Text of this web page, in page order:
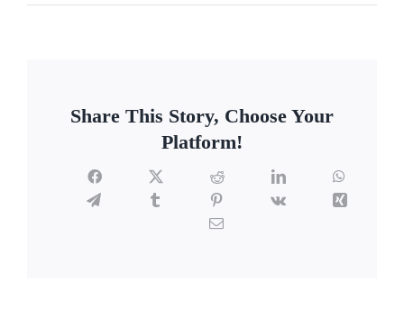
Share This Story, Choose Your
Platform!
Facebook Reddit LinkedIn
Telegram
Pinterest Vk
Xing
Email